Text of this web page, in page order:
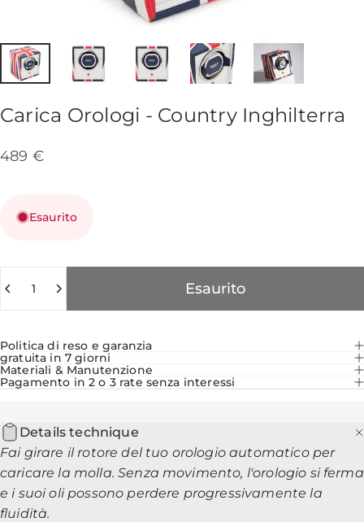
Carica Orologi - Country Inghilterra
489 €
Esaurito
Esaurito
Politica di reso e garanzia
gratuita in 7 giorni
Materiali & Manutenzione
Pagamento in 2 o 3 rate senza interessi
Details technique
Fai girare il rotore del tuo orologio automatico per
caricare la molla. Senza movimento, l'orologio si ferma
e i suoi oli possono perdere progressivamente la
fluidità.